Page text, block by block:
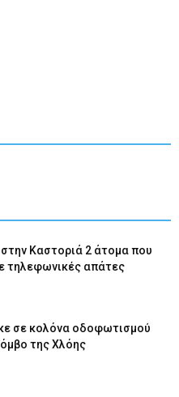
Καστοριά 2 άτομα που
τηλεφωνικές απάτες
σε κολόνα οδοφωτισμού
της Χλόης